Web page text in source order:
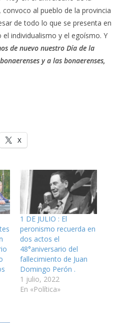
convoco al pueblo de la provincia
de todo lo que se presenta en
individualismo y el egoísmo. Y
de nuevo nuestro Día de la
y a las bonaerenses,
X
1 DE JULIO : El
peronismo recuerda en
dos actos el
48°aniversario del
fallecimiento de Juan
Domingo Perón .
1 julio, 2022
En «Política»